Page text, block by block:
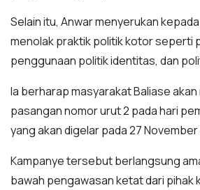
Selain itu, Anwar menyerukan
menolak praktik politik kotor seperti
penggunaan politik identitas, dan
Ia berharap masyarakat Baliase
pasangan nomor urut 2 pada hari
yang akan digelar pada 27
Kampanye tersebut berlangsung
bawah pengawasan ketat dari pihak